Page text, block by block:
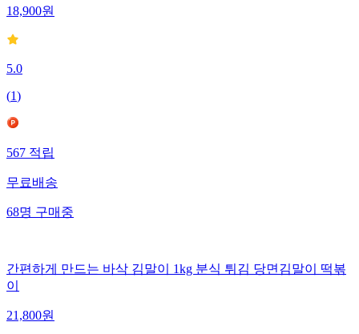
18,900원
5.0
(1)
567적립
무료배송
68명구매중
간편하게 만드는 바삭 김말이 1kg 분식 튀김 당면김말이 떡볶
이
21,800원